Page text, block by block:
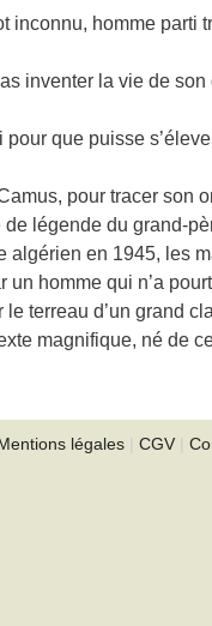
homme parti
inventer la vie de
que puisse
pour tracer son
légende du grand-
en 1945, les
homme qui n’a
terreau d’un grand
magnifique, né de
légales CGV